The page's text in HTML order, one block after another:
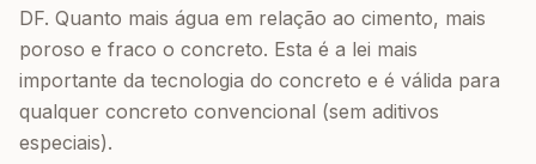
DF. Quanto mais água em relação ao cimento, mais
poroso e fraco o concreto. Esta é a lei mais
importante da tecnologia do concreto e é válida para
qualquer concreto convencional (sem aditivos
especiais).